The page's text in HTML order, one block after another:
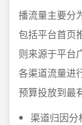
播流量主要分
包括平台首页
则来源于平台
各渠道流量进
预算投放到最
渠道归因